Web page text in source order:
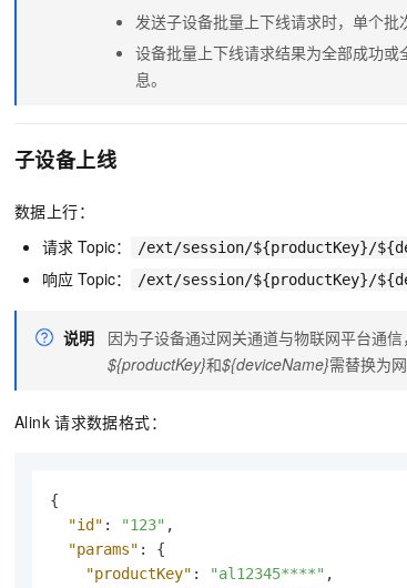
发送子设备批量上下线请求时，单个批
设备批量上下线请求结果为全部成功或
息。
子设备上线
数据上行：
请求 Topic： /ext/session/${productKey}/
响应 Topic： /ext/session/${productKey}/
说明
因为子设备通过网关通道与物联网平台通
${productKey}和${deviceName}需替换为
Alink 请求数据格式：
{
"id" : "123" ,
"params" :
{
"productKey" : "al12345****" ,
千问AI平台-Token Plan
千问AI平台-模型体验
在线体验全尺寸、多种模态的模型效果
Happy 系列大模型
灵活可视化地构建企
人工智能平台 PAI
大模型解决方案
10 分钟在聊天系统中增加一个 AI 助手
1亿+ 大模型 tokens 和 30+ 款产品免费体验
产品新客免费试用，最长12个月
大模型ACA认证体验
Night Plan 支持
夜间 5 折，Qwen/
AI空中课堂在线直播课堂（旗舰版）
开发者生态解决方案
AI 开发和 AI 应用解决方案
企业应用
ERP